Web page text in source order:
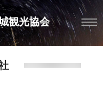
観光協会